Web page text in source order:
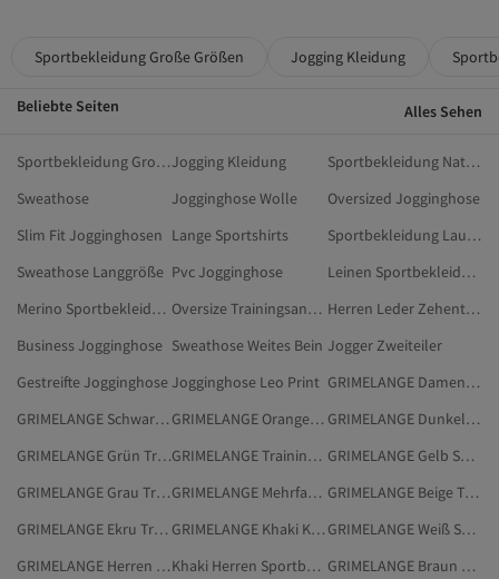
Sportbekleidung Große Größen Jogging Kleidung
Beliebte Seiten Alles Sehen
Sportbekleidung Große GrößenJogging Kleidung
Sportbekleidung Naturfaser
Sweathose
Jogginghose Wolle
Oversized Jogginghose
Slim Fit Jogginghosen Lange Sportshirts
Sportbekleidung Laufen
Sweathose Langgröße Pvc Jogginghose
Leinen Sportbekleidung
Merino Sportbekleidung
Oversize Trainingsanzug
Herren Leder Zehentrenner
Business Jogginghose Sweathose Weites Bein Jogger Zweiteiler
Gestreifte Jogginghose Jogginghose Leo Print
GRIMELANGE Damen Sportbekleidung
GRIMELANGE Schwarz Trainingsanzüge
GRIMELANGE Orange Sportbekleidung
GRIMELANGE Dunkelblau Sport & Outdoors
GRIMELANGE Grün Trainingsanzüge
GRIMELANGE Trainingsanzüge
GRIMELANGE Gelb Sportbekleidung
GRIMELANGE Grau Trainingsanzüge
GRIMELANGE Mehrfarbig Trainingsanzüge
GRIMELANGE Beige Trainingsanzüge
GRIMELANGE Ekru Trainingsanzüge
GRIMELANGE Khaki Kleidung
GRIMELANGE Weiß Sportbekleidung
GRIMELANGE Herren Trainingsanzüge
Khaki Herren Sportbekleidung
GRIMELANGE Braun Trainingsanzüge